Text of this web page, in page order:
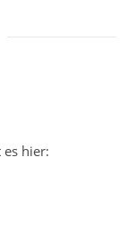
hier: